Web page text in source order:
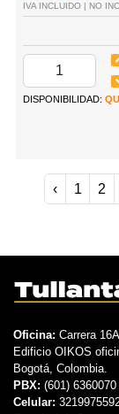
IVA INCLUIDO | NO
DISPONIBILIDAD:
‹ 1 2
Oficina: Carrera
Edificio OIKOS
Bogotá, Colombia.
PBX: (601) 6360070
Celular: